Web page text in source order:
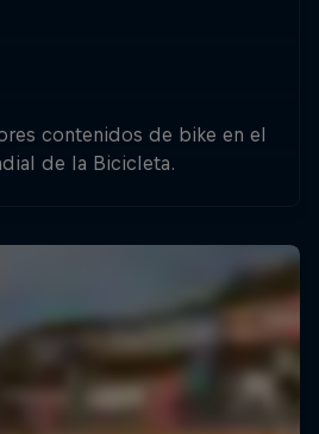
contenidos de bike en el
de la Bicicleta.